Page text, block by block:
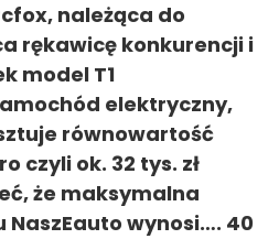
należąca do
rękawicę konkurencji i
model T1
elektryczny,
równowartość
czyli ok. 32 tys. zł
że maksymalna
wynosi…. 40